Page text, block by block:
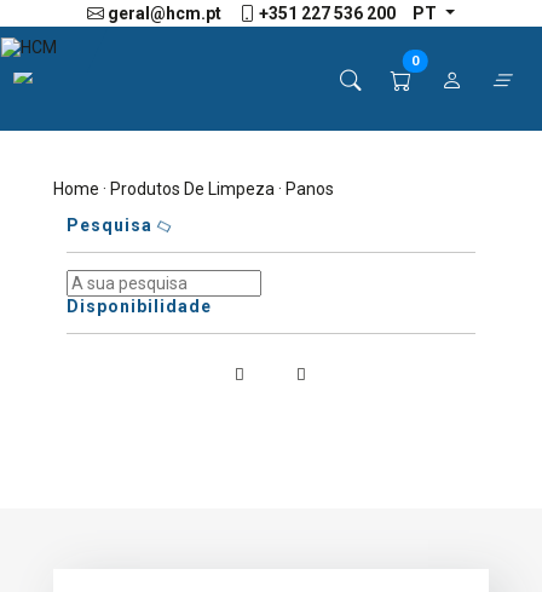
geral@hcm.pt +351 227 536 200 PT
0
Home ·Produtos De Limpeza · Panos
Pesquisa
Disponibilidade